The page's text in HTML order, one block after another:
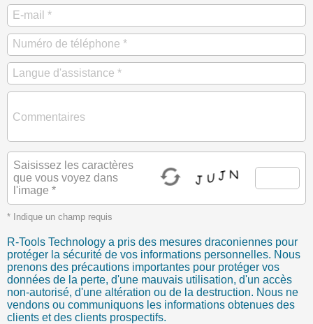
Saisissez les caractères
que vous voyez dans
l'image *
* Indique un champ requis
R-Tools Technology a pris des mesures draconiennes pour
protéger la sécurité de vos informations personnelles. Nous
prenons des précautions importantes pour protéger vos
données de la perte, d'une mauvais utilisation, d'un accès
non-autorisé, d'une altération ou de la destruction. Nous ne
vendons ou communiquons les informations obtenues des
clients et des clients prospectifs.